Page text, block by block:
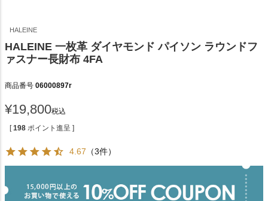
HALEINE
HALEINE 一枚革 ダイヤモンド パイソン ラウンドフ
ァスナー長財布 4FA
商品番号 06000897r
¥19,800税込
[ 198 ポイント進呈 ]
4.67 （3件）